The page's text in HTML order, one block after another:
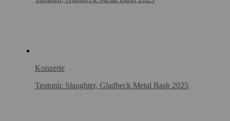
Konzerte
Teutonic Slaughter, Gladbeck Metal Bash 2025